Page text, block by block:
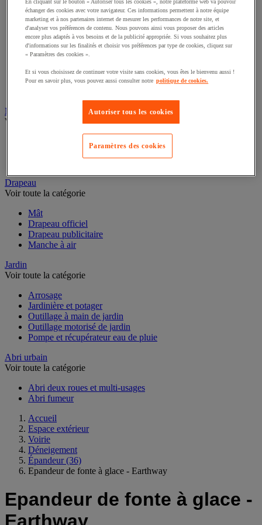
Ralentisseur
Plaque de roulage chantier
Protection anti-inondation
Protège-câble extérieur
Glissière
Poteau et borne
Barrière de voirie
Déneigement
Mobilier d'extérieur
Voir toute la catégorie
Mobilier de jardin et terrasse
Drapeau
Voir toute la catégorie
Mât
Drapeau officiel
Drapeau publicitaire
Manche à air
Jardin
Voir toute la catégorie
Arrosage
Jardinière et potager
Outillage à main de jardin
Outillage motorisé de jardin
Pompe et récupérateur eau de pluie
Abri urbain
Voir toute la catégorie
Abri deux roues et multi-usages
Abri fumeur
Accueil
Espace extérieur
Voirie
Déneigement
Épandeur (36)
Epandeur de fonte à glace - Earthway
Epandeur de fonte à glace -
En cliquant sur le bouton « Autoriser tous les cookies », notre plateforme web va pouvoir
échanger des cookies avec votre navigateur. Ces informations permettent à notre équipe
marketing et à nos partenaires internet de mesurer les performances de notre site, et
d'analyser vos préférences de contenu. Nous pouvons ainsi vous proposer des articles
encore plus adaptés à vos besoins et de la publicité appropriée. Si vous souhaitez plus
d'informations sur les finalités et choisir vos préférences par type de cookies, cliquez sur
« Paramètres des cookies ».
Et si vous choisissez de continuer votre visite sans cookies, vous êtes le bienvenu aussi !
Pour en savoir plus, vous pouvez aussi consulter notre politique de cookies.
Autoriser tous les cookies
Paramètres des cookies